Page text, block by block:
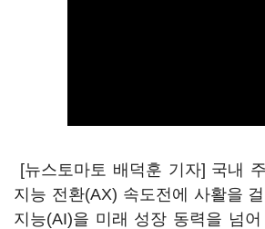
[뉴스토마토 배덕훈 기자] 국내
지능 전환(AX) 속도전에 사활을
지능(AI)을 미래 성장 동력을 넘